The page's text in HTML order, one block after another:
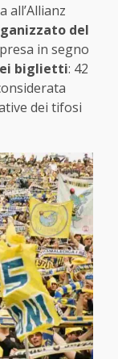
all’Allianz
del
in segno
biglietti: 42
dei tifosi